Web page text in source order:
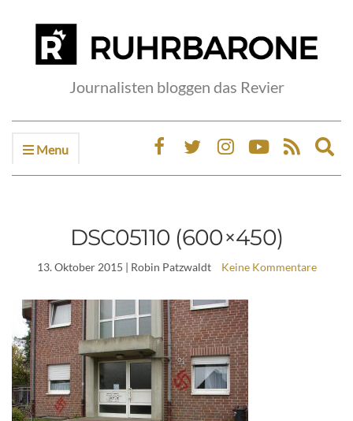
Journalisten bloggen das Revier
Menu
DSC05110 (600×450)
13. Oktober 2015 | Robin Patzwaldt Keine Kommentare